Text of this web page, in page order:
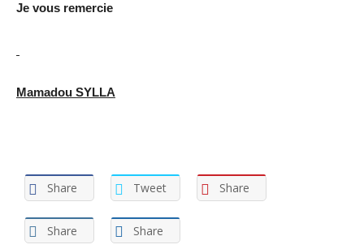
Je vous remercie
Mamadou SYLLA
Share Tweet Share
Share Share